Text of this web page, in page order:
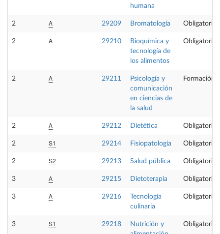
humana
2 A 29209 Bromatología Obligatoria
2 A 29210
Bioquímica y
tecnología de
los alimentos
Obligatoria
2 A 29211
Psicología y
comunicación
en ciencias de
la salud
Formación
2 A 29212 Dietética Obligatoria
2 S1 29214 Fisiopatología Obligatoria
2 S2 29213 Salud pública Obligatoria
3 A 29215 Dietoterapia Obligatoria
3 A 29216
Tecnología
culinaria
Obligatoria
3 S1 29218
Nutrición y
Obligatoria